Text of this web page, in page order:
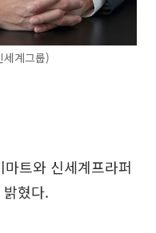
계그룹)
트와 신세계프라퍼
혔다.